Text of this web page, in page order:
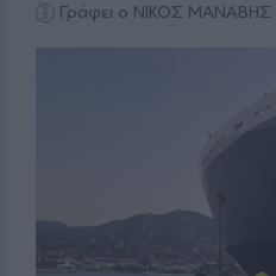
Γράφει ο ΝΙΚΟΣ ΜΑΝΑΒΗΣ